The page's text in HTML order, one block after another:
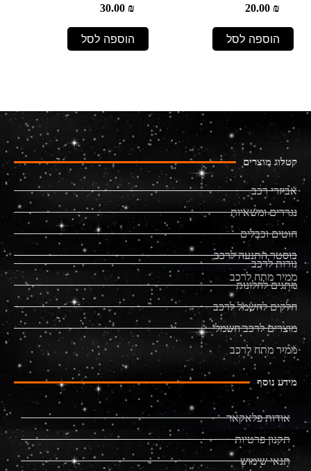
20.00₪
הוספה לסל
30.00₪
הוספה לסל
קטלוג מוצרים
אביזרי רכב
נגררים ומשאיות
חוטים וכבלים
בוסטר התנעה לרכב
ממיר מתח לרכב
נורות לרכב
מתגים לחלונות
חלקים לחשמל לרכב
מוצרים לרכב חשמלי
ממיר מתח לרכב
מידע נוסף
אודות פלאקאר
תקנון פרטיות
תנאי שימוש